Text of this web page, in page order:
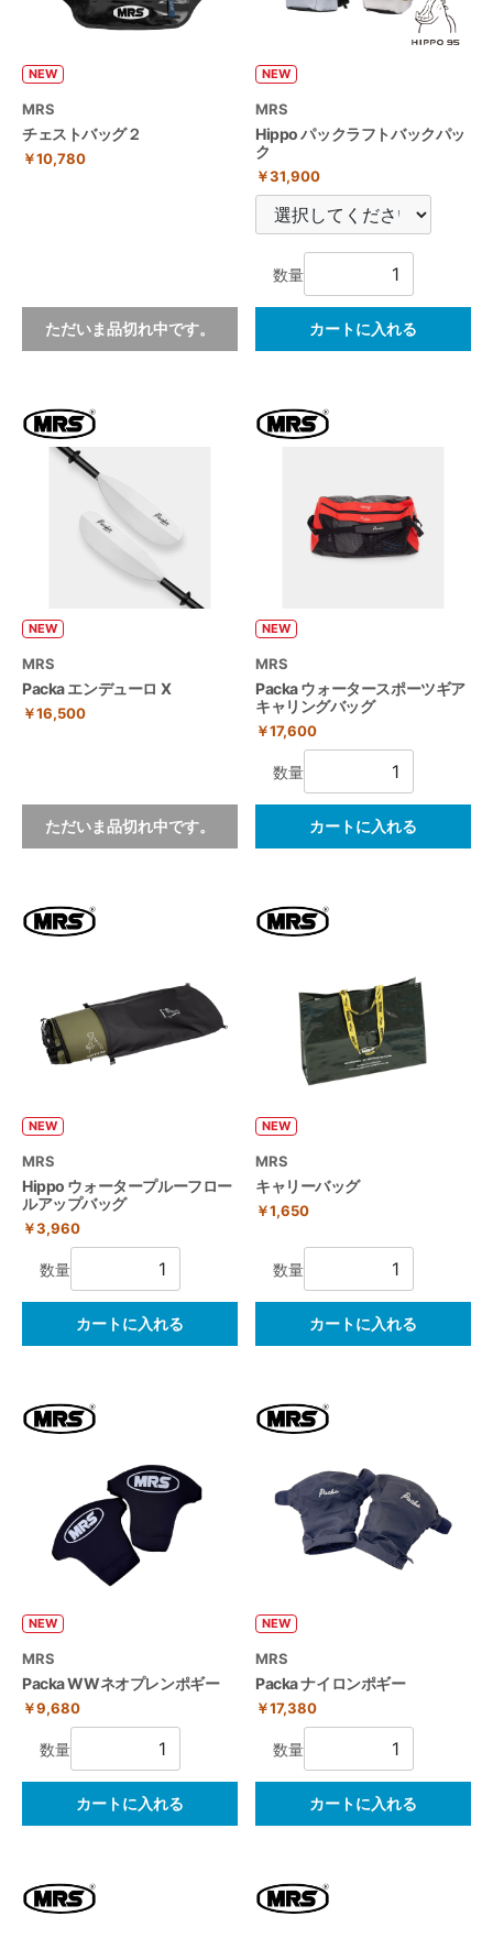
NEW
MRS
チェストバッグ２
￥10,780
ただいま品切れ中です。
NEW
MRS
Hippo パックラフトバックパッ
ク
￥31,900
数量
カートに入れる
NEW
MRS
Packa エンデューロ X
￥16,500
ただいま品切れ中です。
NEW
MRS
Packa ウォータースポーツギア
キャリングバッグ
￥17,600
数量
カートに入れる
NEW
MRS
Hippo ウォータープルーフロー
ルアップバッグ
￥3,960
数量
カートに入れる
NEW
MRS
キャリーバッグ
￥1,650
数量
カートに入れる
NEW
MRS
Packa WWネオプレンポギー
￥9,680
数量
カートに入れる
NEW
MRS
Packa ナイロンポギー
￥17,380
数量
カートに入れる